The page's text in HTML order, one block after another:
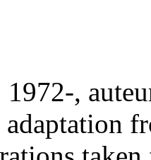
1972-,
adaptation